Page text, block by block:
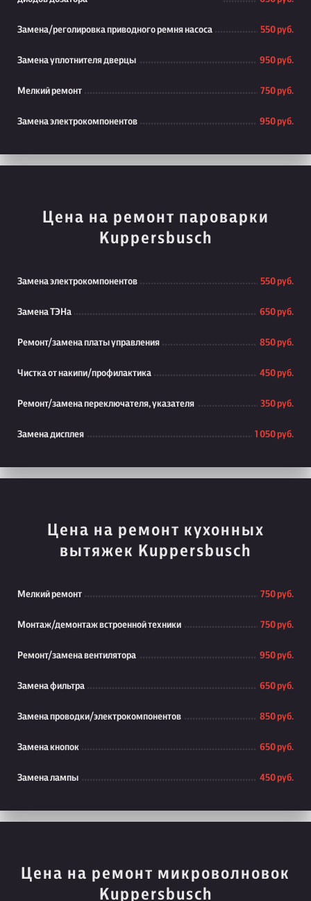
Замена/реголировка приводного ремня насоса 550 руб.
Замена уплотнителя дверцы 950 руб.
Мелкий ремонт 750 руб.
Замена электрокомпонентов 950 руб.
Цена на ремонт пароварки
Kuppersbusch
Замена электрокомпонентов 550 руб.
Замена ТЭНа 650 руб.
Ремонт/замена платы управления 850 руб.
Чистка от накипи/профилактика 450 руб.
Ремонт/замена переключателя, указателя 350 руб.
Замена дисплея 1 050 руб.
Цена на ремонт кухонных
вытяжек Kuppersbusch
Мелкий ремонт 750 руб.
Монтаж/демонтаж встроенной техники 750 руб.
Ремонт/замена вентилятора 950 руб.
Замена фильтра 650 руб.
Замена проводки/электрокомпонентов 850 руб.
Замена кнопок 650 руб.
Замена лампы 450 руб.
Цена на ремонт микроволновок
Kuppersbusch